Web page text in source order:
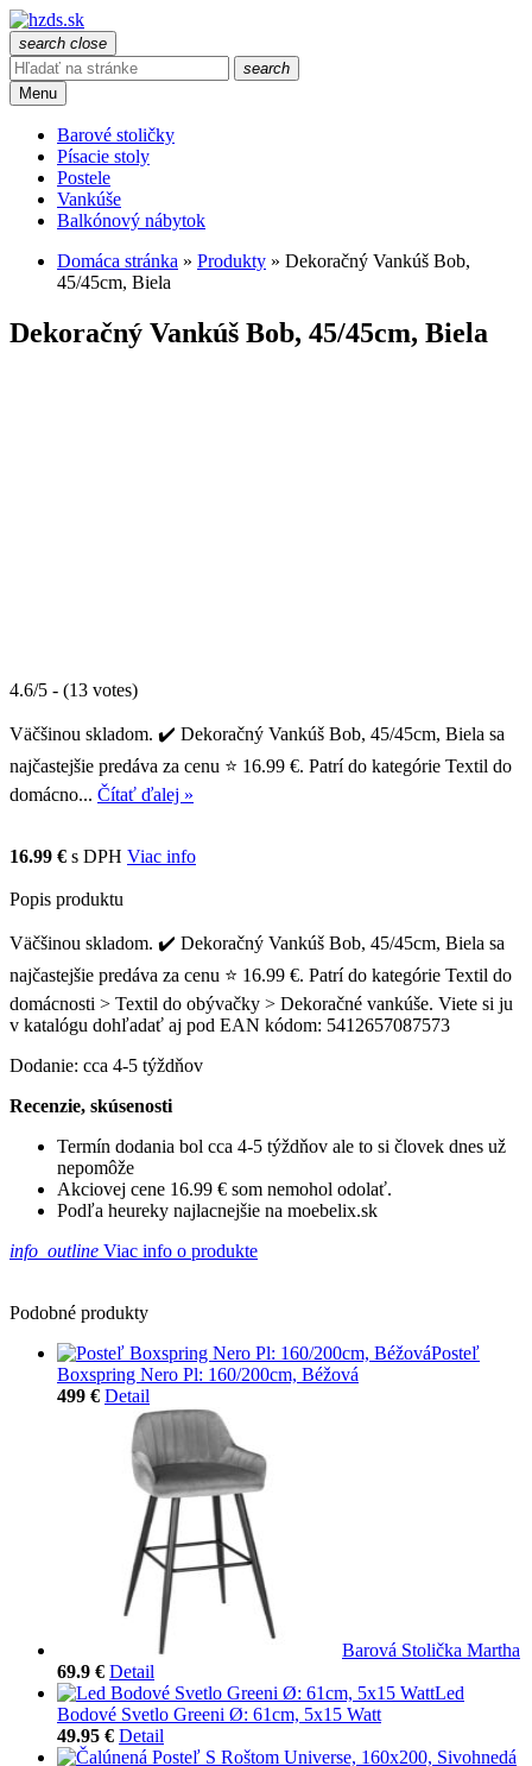
search close
search
Menu
Barové stoličky
Písacie stoly
Postele
Vankúše
Balkónový nábytok
Domáca stránka » Produkty » Dekoračný Vankúš Bob,
45/45cm, Biela
Dekoračný Vankúš Bob, 45/45cm, Biela
4.6/5 - (13 votes)
Väčšinou skladom. ✔️ Dekoračný Vankúš Bob, 45/45cm, Biela sa
najčastejšie predáva za cenu ⭐ 16.99 €. Patrí do kategórie Textil do
domácno... Čítať ďalej »
16.99 € s DPH Viac info
Popis produktu
Väčšinou skladom. ✔️ Dekoračný Vankúš Bob, 45/45cm, Biela sa
najčastejšie predáva za cenu ⭐ 16.99 €. Patrí do kategórie Textil do
domácnosti > Textil do obývačky > Dekoračné vankúše. Viete si ju
v katalógu dohľadať aj pod EAN kódom: 5412657087573
Dodanie: cca 4-5 týždňov
Recenzie, skúsenosti
Termín dodania bol cca 4-5 týždňov ale to si človek dnes už
nepomôže
Akciovej cene 16.99 € som nemohol odolať.
Podľa heureky najlacnejšie na moebelix.sk
info_outline Viac info o produkte
Podobné produkty
Posteľ
Boxspring Nero Pl: 160/200cm, Béžová
499 € Detail
Barová Stolička Martha
69.9 € Detail
Led
Bodové Svetlo Greeni Ø: 61cm, 5x15 Watt
49.95 € Detail